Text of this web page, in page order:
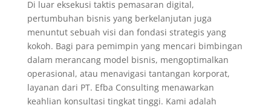
Di luar eksekusi taktis pemasaran digital,
pertumbuhan bisnis yang berkelanjutan juga
menuntut sebuah visi dan fondasi strategis yang
kokoh. Bagi para pemimpin yang mencari bimbingan
dalam merancang model bisnis, mengoptimalkan
operasional, atau menavigasi tantangan korporat,
layanan dari PT. Efba Consulting menawarkan
keahlian konsultasi tingkat tinggi. Kami adalah